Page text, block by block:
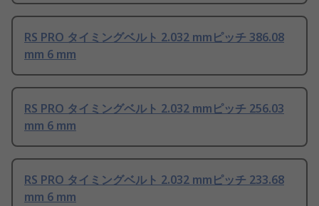
RS PRO タイミングベルト 2.032 mmピッチ 386.08
mm 6 mm
RS PRO タイミングベルト 2.032 mmピッチ 256.03
mm 6 mm
RS PRO タイミングベルト 2.032 mmピッチ 233.68
mm 6 mm